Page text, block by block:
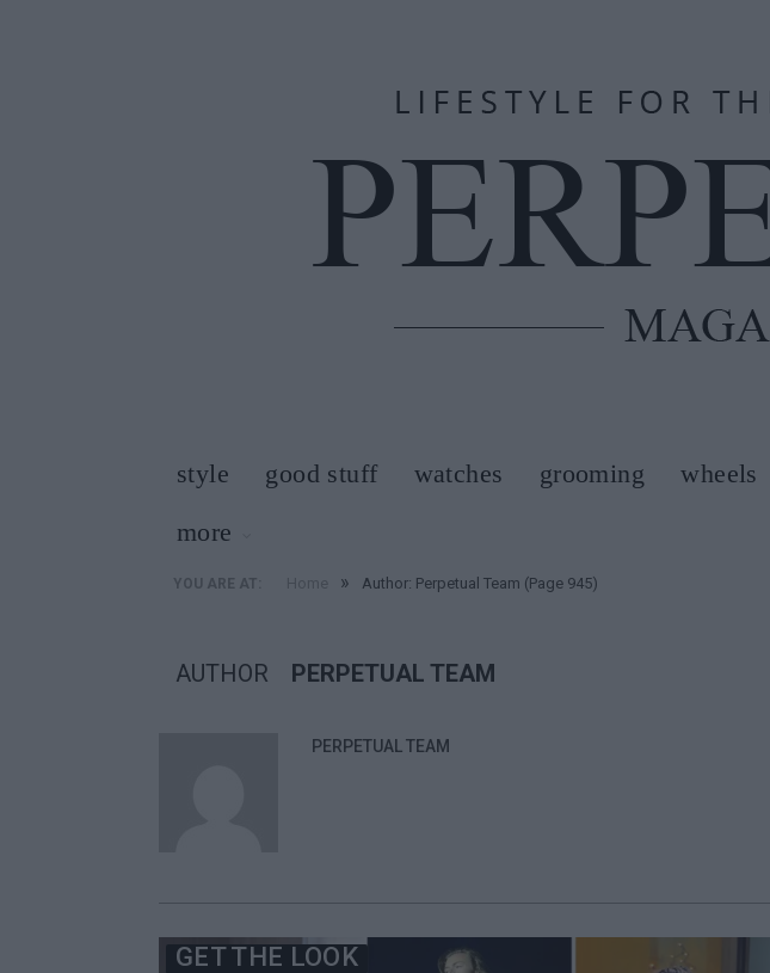
style good stuff watches grooming wheels
more
YOU ARE AT: » Author: Perpetual Team (Page 945)
AUTHOR PERPETUAL TEAM
PERPETUAL TEAM
GET THE LOOK